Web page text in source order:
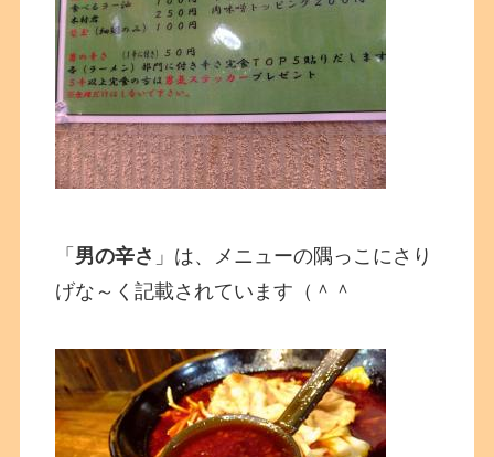
「 男の辛さ 」は、メニューの隅っこにさり
げな～く記載されています（＾＾